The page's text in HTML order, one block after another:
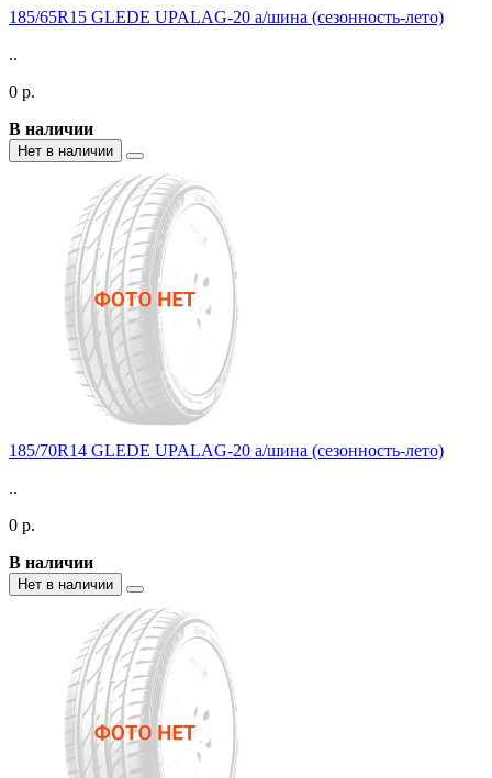
185/65R15 GLEDE UPALAG-20 а/шина (сезонность-лето)
..
0 р.
В наличии
Нет в наличии
185/70R14 GLEDE UPALAG-20 а/шина (сезонность-лето)
..
0 р.
В наличии
Нет в наличии